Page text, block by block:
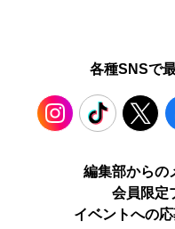
各種SNSで
TikTok
編集部からの
会員限定
イベントへの